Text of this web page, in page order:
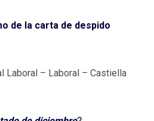
de la carta de despido
Laboral – Laboral – Castiella